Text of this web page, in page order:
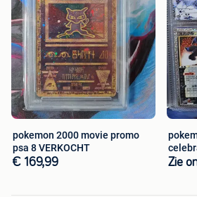
pokemon 2000 movie promo
psa 8 VERKOCHT
€ 169,99 Zie